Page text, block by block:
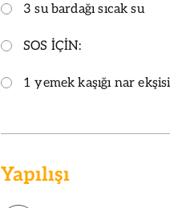
3 su bardağı sıcak su
SOS İÇİN:
1 yemek kaşığı nar ekşisi
Yapılışı